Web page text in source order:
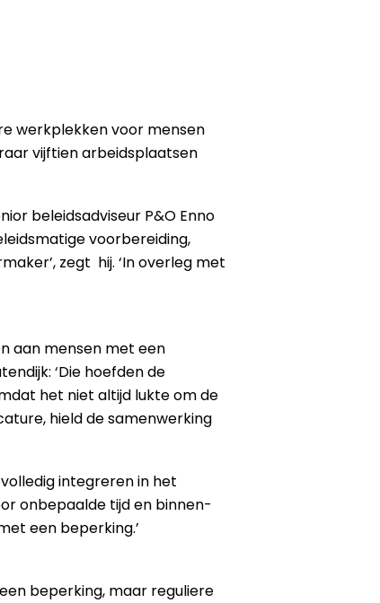
werkplekken voor mensen
vijftien arbeidsplaatsen
beleidsadviseur P&O Enno
voorbereiding,
zegt hij. ‘In overleg met
aan mensen met een
‘Die hoefden de
het niet altijd lukte om de
hield de samenwerking
integreren in het
onbepaalde tijd en binnen-
een beperking.’
beperking, maar reguliere